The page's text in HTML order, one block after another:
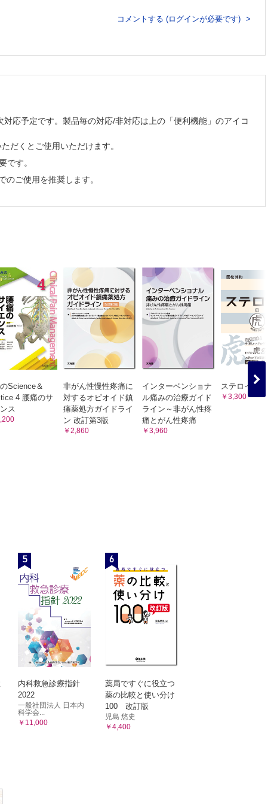
コメントする (ログインが必要です)
応予定です。製品毎の対応/非対応は上の「便利機能」のアイコ
だくとご使用いただけます。
です。
ご使用を推奨します。
Science＆
4 腰痛のサ
ス
非がん性慢性疼痛に
対するオピオイド鎮
痛薬処方ガイドライ
ン 改訂第3版
￥2,860
インターベンショナ
ル痛みの治療ガイド
ライン～非がん性疼
痛とがん性疼痛
￥3,960
ステロイドの
￥3,300
5
内科救急診療指針
2022
一般社団法人 日本内
科学会...
￥11,000
6
薬局ですぐに役立つ
薬の比較と使い分け
100 改訂版
児島 悠史
￥4,400